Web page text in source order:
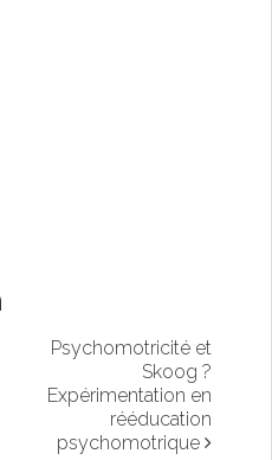
Psychomotricité et
Skoog ?
Expérimentation en
rééducation
psychomotrique